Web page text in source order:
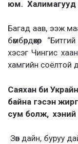
юм. Халимагууд
Багад аав, ээж
бөмбөрдөхөөр
хэсэг Чингис
хамгийн соёлтой
Саяхан би
байна гэсэн
сум болж,
Зөв дайн, буруу